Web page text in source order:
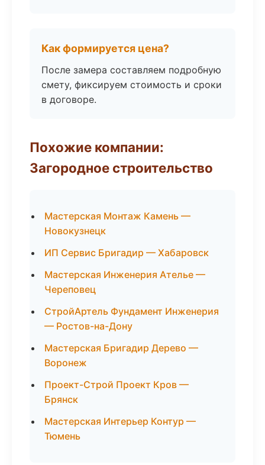
Как формируется цена?
После замера составляем подробную
смету, фиксируем стоимость и сроки
в договоре.
Похожие компании:
Загородное строительство
Мастерская Монтаж Камень —
Новокузнецк
ИП Сервис Бригадир — Хабаровск
Мастерская Инженерия Ателье —
Череповец
СтройАртель Фундамент Инженерия
— Ростов-на-Дону
Мастерская Бригадир Дерево —
Воронеж
Проект-Строй Проект Кров —
Брянск
Мастерская Интерьер Контур —
Тюмень